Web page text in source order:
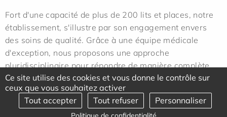
Fort d'une capacité de plus de 200 lits et places, notre
établissement, s'illustre par son engagement envers
des soins de qualité. Grâce à une équipe médicale
d'exception, nous proposons une approche
pluridisciplinaire pour répondre de manière complète
aux besoins de nos patients.
Leur bien-être est au cœur de nos préoccupations.
Ce site utilise des cookies et vous donne le contrôle sur
ceux que vous souhaitez activer
Tout accepter
Tout refuser Personnaliser